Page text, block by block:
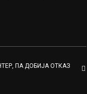
ПА ДОБИЈА ОТКАЗ